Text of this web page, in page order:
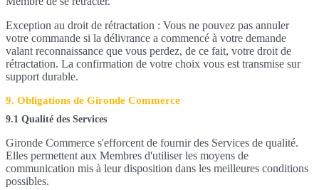
Exception au droit de rétractation : Vous ne pouvez pas annuler
votre commande si la délivrance a commencé à votre demande
valant reconnaissance que vous perdez, de ce fait, votre droit de
rétractation. La confirmation de votre choix vous est transmise sur
support durable.
9. Obligations de Gironde Commerce
9.1 Qualité des Services
Gironde Commerce s'efforcent de fournir des Services de qualité.
Elles permettent aux Membres d'utiliser les moyens de
communication mis à leur disposition dans les meilleures conditions
possibles.